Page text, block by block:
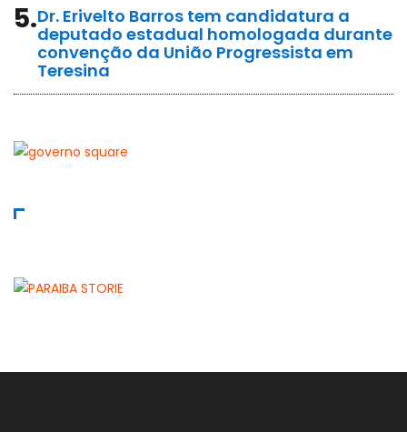
5.Dr. Erivelto Barros tem candidatura a
deputado estadual homologada durante
convenção da União Progressista em
Teresina